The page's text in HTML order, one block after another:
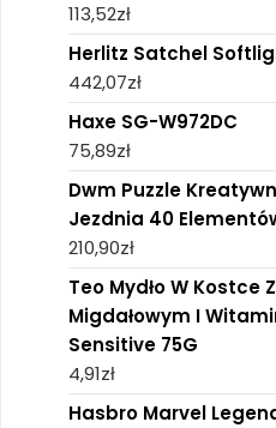
113,52zł
Herlitz Satchel
442,07zł
Haxe SG-W972DC
75,89zł
Dwm Puzzle
Jezdnia 40
210,90zł
Teo Mydło W Kostce
Migdałowym I
Sensitive 75G
4,91zł
Hasbro Marvel